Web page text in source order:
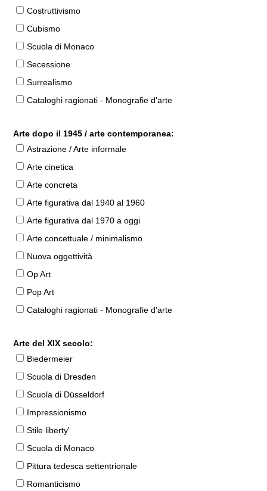
Costruttivismo
Cubismo
Scuola di Monaco
Secessione
Surrealismo
Cataloghi ragionati - Monografie d'arte
Arte dopo il 1945 / arte contemporanea:
Astrazione / Arte informale
Arte cinetica
Arte concreta
Arte figurativa dal 1940 al 1960
Arte figurativa dal 1970 a oggi
Arte concettuale / minimalismo
Nuova oggettività
Op Art
Pop Art
Cataloghi ragionati - Monografie d'arte
Arte del XIX secolo:
Biedermeier
Scuola di Dresden
Scuola di Düsseldorf
Impressionismo
Stile liberty'
Scuola di Monaco
Pittura tedesca settentrionale
Romanticismo